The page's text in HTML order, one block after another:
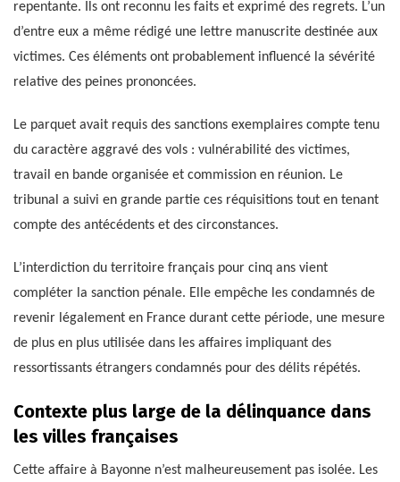
repentante. Ils ont reconnu les faits et exprimé des regrets. L’un
d’entre eux a même rédigé une lettre manuscrite destinée aux
victimes. Ces éléments ont probablement influencé la sévérité
relative des peines prononcées.
Le parquet avait requis des sanctions exemplaires compte tenu
du caractère aggravé des vols : vulnérabilité des victimes,
travail en bande organisée et commission en réunion. Le
tribunal a suivi en grande partie ces réquisitions tout en tenant
compte des antécédents et des circonstances.
L’interdiction du territoire français pour cinq ans vient
compléter la sanction pénale. Elle empêche les condamnés de
revenir légalement en France durant cette période, une mesure
de plus en plus utilisée dans les affaires impliquant des
ressortissants étrangers condamnés pour des délits répétés.
Contexte plus large de la délinquance dans
les villes françaises
Cette affaire à Bayonne n’est malheureusement pas isolée. Les